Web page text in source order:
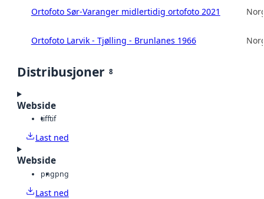
Ortofoto Sør-Varanger midlertidig ortofoto 2021
Ortofoto Larvik - Tjølling - Brunlanes 1966
Distribusjoner 8
Webside
tifftif
Last ned
Webside
pngpng
Last ned